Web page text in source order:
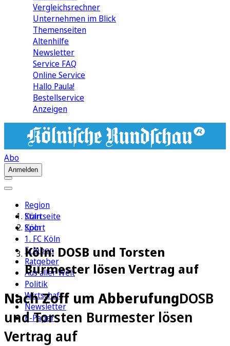
Vergleichsrechner
Unternehmen im Blick
Themenseiten
Altenhilfe
Newsletter
Service FAQ
Online Service
Hallo Paula!
Bestellservice
Anzeigen
Abo
Anmelden
Region
Köln
Sport
1. FC Köln
Erleben
Ratgeber
Aus aller Welt
Politik
Wirtschaft
Newsletter
E-Paper
Startseite
Köln
Köln: DOSB und Torsten
Burmester lösen Vertrag auf
Nach Zoff um AbberufungDOSB
und Torsten Burmester lösen
Vertrag auf